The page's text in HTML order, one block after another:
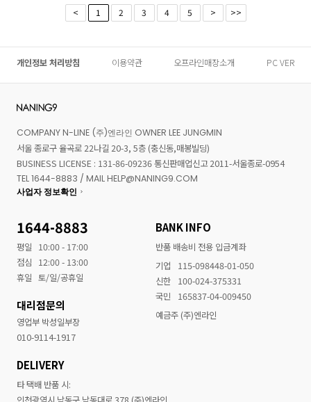
< 1 2 3 4 5 > >>
개인정보 처리방침 이용약관 오프라인매장소개 PC VER
COMPANY N-LINE (주)엔라인 OWNER LEE JUNGMIN
서울 종로구 율곡로 22나길 20-3, 5층 (충신동,매봉빌딩)
BUSINESS LICENSE : 131-86-09236 통신판매업신고 2011-서울종로-0954
TEL 1644-8883 / MAIL HELP@NANING9.COM
사업자 정보확인
1644-8883
평일
10:00 - 17:00
점심
12:00 - 13:00
휴일 토/일/공휴일
대리점문의
영업부 박성일부장
010-9114-1917
BANK INFO
반품 배송비 전용 입금계좌
기업
115-098448-01-050
신한
100-024-375331
국민
165837-04-009450
예금주 (주)엔라인
DELIVERY
타 택배 반품 시: